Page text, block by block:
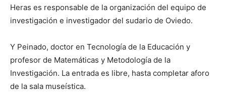
Heras es responsable de la organización del equipo de
investigación e investigador del sudario de Oviedo.
Y Peinado, doctor en Tecnología de la Educación y
profesor de Matemáticas y Metodología de la
Investigación. La entrada es libre, hasta completar aforo
de la sala museística.